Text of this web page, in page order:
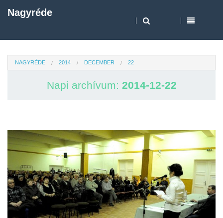
Nagyréde
NAGYRÉDE 2014 DECEMBER 22
Napi archívum: 2014-12-22